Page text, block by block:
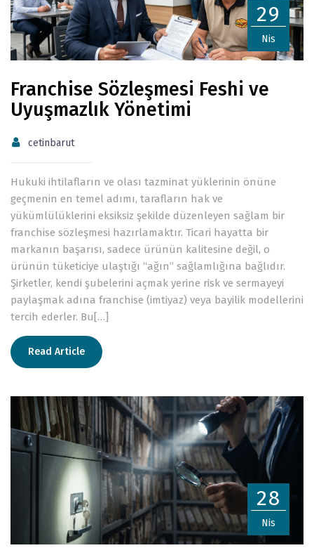
29
Nis
Franchise Sözleşmesi Feshi ve
Uyuşmazlık Yönetimi
cetinbarut
Hukuki ihtilafların ve olası tazminat yüklerinin önüne
geçmenin en temel adımı, tarafların hak ve
yükümlülüklerini eksiksiz şekilde düzenleyen sağlam bir
franchise sözleşmesi hazırlamaktır. Ticari hayatta bir
markanın başarısı, sadece ürünün kalitesine değil, o
ürünün tüketiciye ulaştığı “ağın” sağlamlığına bağlıdır.
Şirketler, kendi şubelerini açmak yerine risk ve sermayeyi
paylaşmak adına franchise (imtiyaz) veya bayilik modellerini
tercih ederler. Bu[…]
Read Article
28
Nis